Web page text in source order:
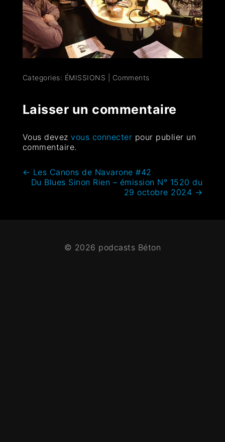
Categories: ÉMISSIONS Comments
Laisser un commentaire
Vous devezvous connecter pour publier un
commentaire.
← Les Canons de Navarone #42
Du Blues Sinon Rien – émission N° 1520 du
29 octobre 2024 →
© 2026 podcasts Béton